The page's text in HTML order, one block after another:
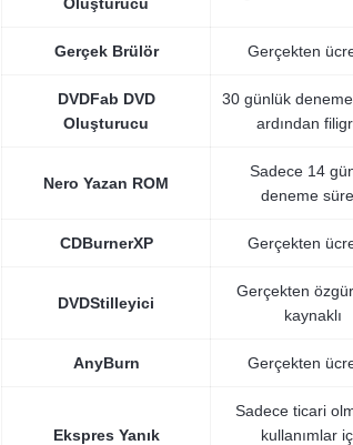
Gerçek Brülör Gerçekten
DVDFab DVD
Oluşturucu
30 günlük
ardından
Nero Yazan ROM
Sadece 14
deneme
CDBurnerXP Gerçekten
DVDStilleyici
Gerçekten
kaynaklı
AnyBurn Gerçekten
Ekspres Yanık
Sadece ticari
kullanımlar